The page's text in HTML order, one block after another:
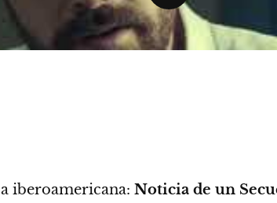
iberoamericana: Noticia de un